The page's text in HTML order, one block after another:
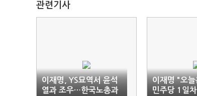
관련기사
이재명, YS묘역서 윤석
열과 조우…한국노총과
이재명 "오늘
민주당 1일